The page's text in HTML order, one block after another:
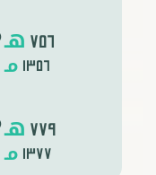
هـ 756
مـ 1356
هـ 779
مـ 1377